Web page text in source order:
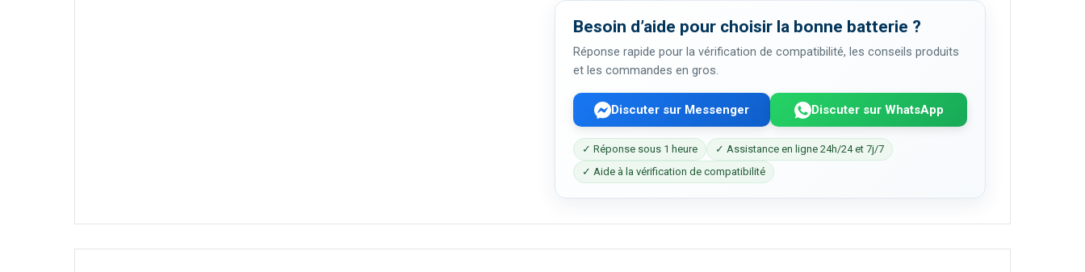
Besoin d’aide pour choisir la bonne batterie ?
Réponse rapide pour la vérification de compatibilité, les conseils produits
et les commandes en gros.
Discuter sur Messenger Discuter sur WhatsApp
✓ Réponse sous 1 heure
✓ Assistance en ligne 24h/24 et 7j/7
✓ Aide à la vérification de compatibilité